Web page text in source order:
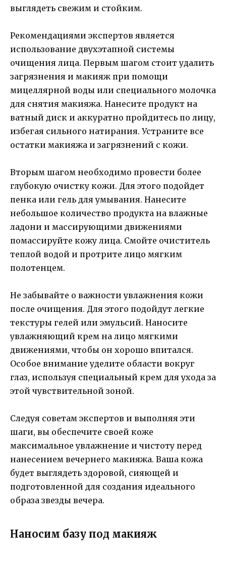
выглядеть свежим и стойким.
Рекомендациями экспертов является
использование двухэтапной системы
очищения лица. Первым шагом стоит удалить
загрязнения и макияж при помощи
мицеллярной воды или специального молочка
для снятия макияжа. Нанесите продукт на
ватный диск и аккуратно пройдитесь по лицу,
избегая сильного натирания. Устраните все
остатки макияжа и загрязнений с кожи.
Вторым шагом необходимо провести более
глубокую очистку кожи. Для этого подойдет
пенка или гель для умывания. Нанесите
небольшое количество продукта на влажные
ладони и массирующими движениями
помассируйте кожу лица. Смойте очиститель
теплой водой и протрите лицо мягким
полотенцем.
Не забывайте о важности увлажнения кожи
после очищения. Для этого подойдут легкие
текстуры гелей или эмульсий. Наносите
увлажняющий крем на лицо мягкими
движениями, чтобы он хорошо впитался.
Особое внимание уделите области вокруг
глаз, используя специальный крем для ухода за
этой чувствительной зоной.
Следуя советам экспертов и выполняя эти
шаги, вы обеспечите своей коже
максимальное увлажнение и чистоту перед
нанесением вечернего макияжа. Ваша кожа
будет выглядеть здоровой, сияющей и
подготовленной для создания идеального
образа звезды вечера.
Наносим базу под макияж